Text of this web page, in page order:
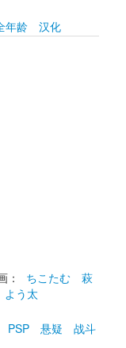
年龄 汉化
： ちこたむ
萩
よう太
PSP 悬疑
战斗